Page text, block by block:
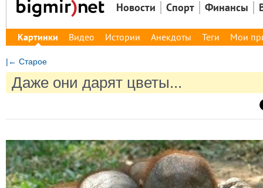
Новости Спорт Финансы
Картинки Видео Истории Анекдоты Теги Мои
|← Старое
Даже они дарят цветы...